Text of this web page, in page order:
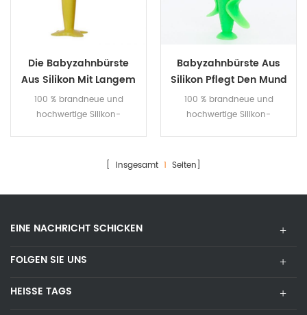
Die Babyzahnbürste
Aus Silikon Mit Langem
Griff Pflegt Den Mund
100 % brandneue und
hochwertige Silikon-
Babyzahnbürste Aus
Silikon Pflegt Den Mund
100 % brandneue und
hochwertige Silikon-
[ Insgesamt 1 Seiten]
EINE NACHRICHT SCHICKEN
FOLGEN SIE UNS
HEISSE TAGS